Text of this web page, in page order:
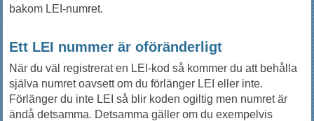
bakom LEI-numret.
Ett LEI nummer är oföränderligt
När du väl registrerat en LEI-kod så kommer du att behålla
själva numret oavsett om du förlänger LEI eller inte.
Förlänger du inte LEI så blir koden ogiltig men numret är
ändå detsamma. Detsamma gäller om du exempelvis